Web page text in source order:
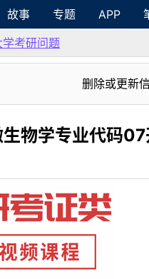
故事 专题 APP
学考研问题
删除或更新
物学专业代码07